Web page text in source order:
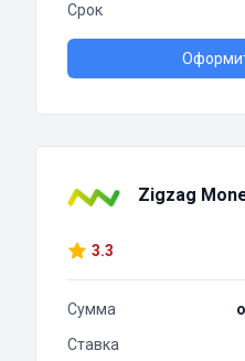
Срок
Zigzag
3.3
Сумма
Ставка